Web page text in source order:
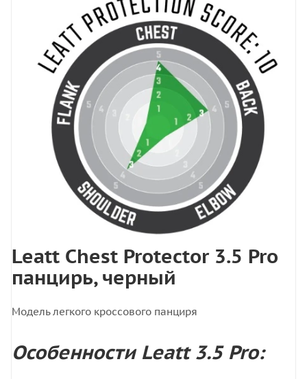
Leatt Chest Protector 3.5 Pro
панцирь, черный
Модель легкого кроссового панциря
Особенности Leatt 3.5 Pro: